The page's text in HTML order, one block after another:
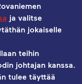
ja valitse
jokaiselle
teihin
johtajan kanssa.
tulee täyttää